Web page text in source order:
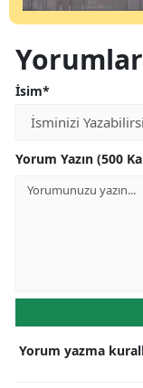
Yorumlar
İsim*
Yorum Yazın (500
Yorum yazma